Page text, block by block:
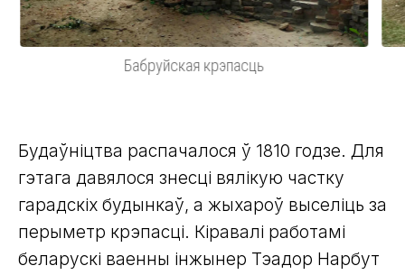
Бабруйская крэпасць
Будаўніцтва распачалося ў 1810 годзе. Для
гэтага давялося знесці вялікую частку
гарадскіх будынкаў, а жыхароў выселіць за
перыметр крэпасці. Кіравалі работамі
беларускі ваенны інжынер Тэадор Нарбут